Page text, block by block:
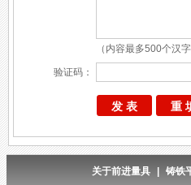
（内容最多500个汉
验证码：
关于前进量具 | 铸铁